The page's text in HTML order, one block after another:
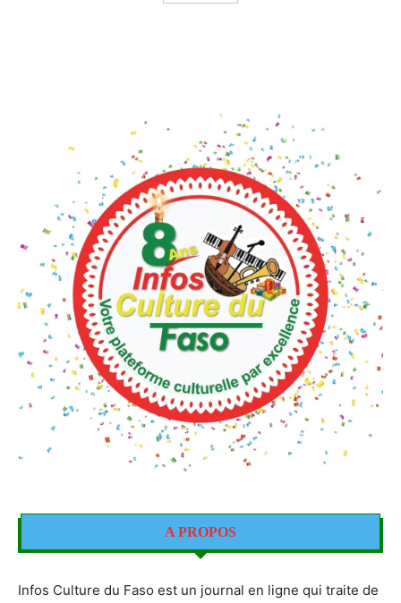
A PROPOS
Infos Culture du Faso est un journal en ligne qui traite de